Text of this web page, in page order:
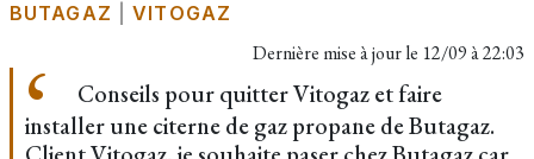
BUTAGAZ |VITOGAZ
Dernière mise à jour le 12/09 à 22:03
Conseils pour quitter Vitogaz et faire
installer une citerne de gaz propane de Butagaz.